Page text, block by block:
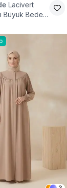
Lacivert
Büyük Beden